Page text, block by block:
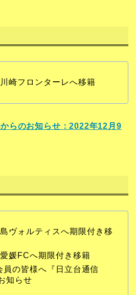
崎フロンターレへ移籍
らのお知らせ：2022年12月9
ヴォルティスへ期限付き移
媛FCへ期限付き移籍
員の皆様へ『日立台通信
知らせ